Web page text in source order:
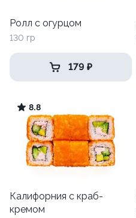
Ролл с огурцом
130 гр
179 ₽
8.8
Калифорния с краб-
кремом